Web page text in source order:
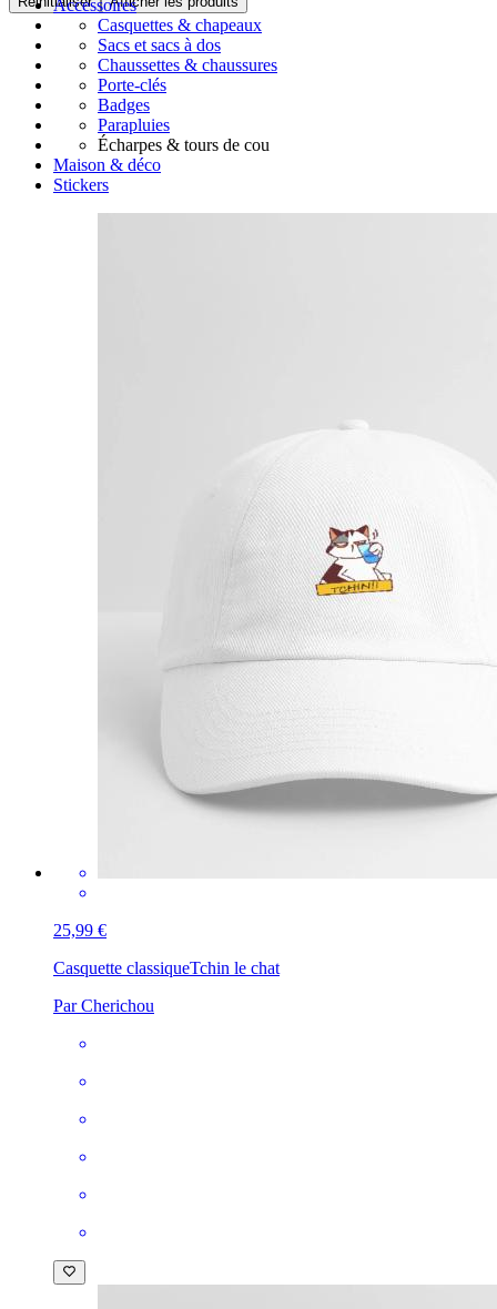
Accessoires
Casquettes & chapeaux
Sacs et sacs à dos
Chaussettes & chaussures
Porte-clés
Badges
Parapluies
Écharpes & tours de cou
Maison & déco
Stickers
25,99 €
Casquette classiqueTchin le chat
Par Cherichou